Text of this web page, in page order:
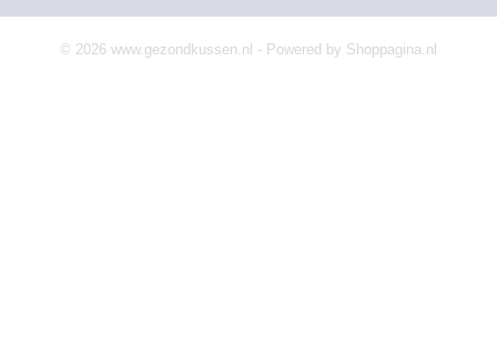
© 2026 www.gezondkussen.nl - Powered by Shoppagina.nl